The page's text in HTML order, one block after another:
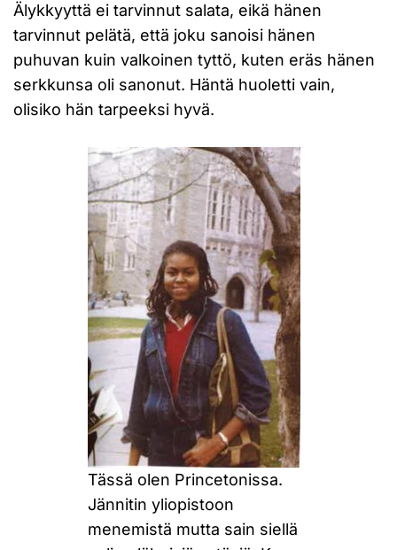
Älykkyyttä ei tarvinnut salata, eikä hänen
tarvinnut pelätä, että joku sanoisi hänen
puhuvan kuin valkoinen tyttö, kuten eräs hänen
serkkunsa oli sanonut. Häntä huoletti vain,
olisiko hän tarpeeksi hyvä.
Tässä olen Princetonissa.
Jännitin yliopistoon
menemistä mutta sain siellä